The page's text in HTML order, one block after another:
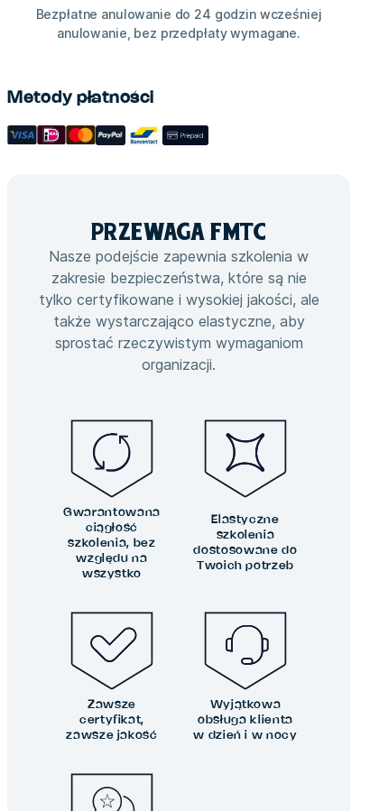
Bezpłatne anulowanie do 24 godzin wcześniej
anulowanie, bez przedpłaty wymagane.
Metody płatności
PRZEWAGA FMTC
Nasze podejście zapewnia szkolenia w
zakresie bezpieczeństwa, które są nie
tylko certyfikowane i wysokiej jakości, ale
także wystarczająco elastyczne, aby
sprostać rzeczywistym wymaganiom
organizacji.
Gwarantowana
ciągłość
szkolenia, bez
względu na
wszystko
Elastyczne
szkolenia
dostosowane do
Twoich potrzeb
Zawsze
certyfikat,
zawsze jakość
Wyjątkowa
obsługa klienta
w dzień i w nocy